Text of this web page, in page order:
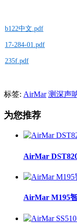
b122中文.pdf
17-284-01.pdf
235f.pdf
标签: AirMar 测深声
为您推荐
AirMar
AirMar M195